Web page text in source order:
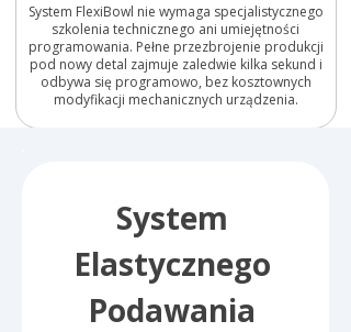
System FlexiBowl nie wymaga specjalistycznego
szkolenia technicznego ani umiejętności
programowania. Pełne przezbrojenie produkcji
pod nowy detal zajmuje zaledwie kilka sekund i
odbywa się programowo, bez kosztownych
modyfikacji mechanicznych urządzenia.
System
Elastycznego
Podawania